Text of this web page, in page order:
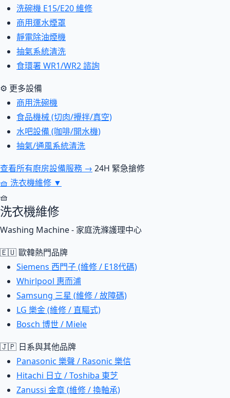
洗碗機 E15/E20 維修
商用運水煙罩
靜電除油煙機
抽氣系統清洗
食環署 WR1/WR2 諮詢
⚙ 更多設備
商用洗碗機
食品機械 (切肉/攪拌/真空)
水吧設備 (咖啡/開水機)
抽氣/通風系統清洗
查看所有廚房設備服務 → 24H 緊急搶修
🧺 洗衣機維修 ▼
🧺
洗衣機維修
Washing Machine - 家庭洗滌護理中心
🇪🇺 歐韓熱門品牌
Siemens 西門子 (維修 / E18代碼)
Whirlpool 惠而浦
Samsung 三星 (維修 / 故障碼)
LG 樂金 (維修 / 直驅式)
Bosch 博世 / Miele
🇯🇵 日系與其他品牌
Panasonic 樂聲 / Rasonic 樂信
Hitachi 日立 / Toshiba 東芝
Zanussi 金章 (維修 / 換軸承)